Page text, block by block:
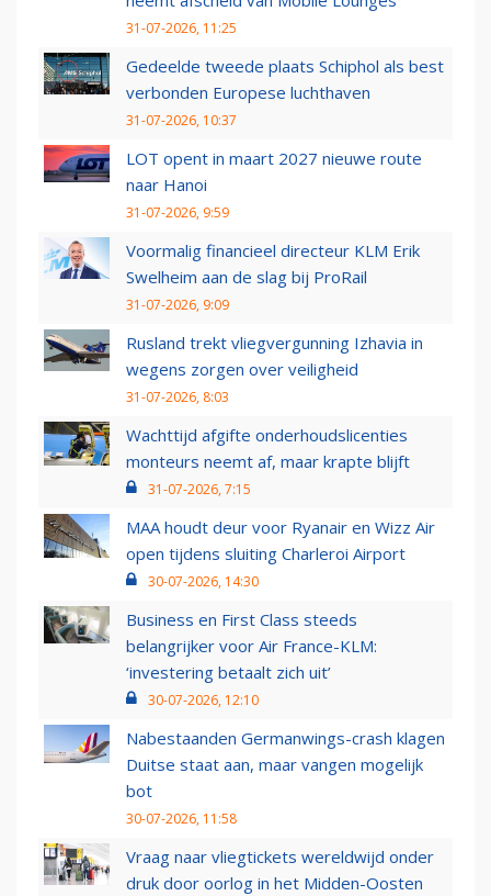
31-07-2026, 11:25
Gedeelde tweede plaats Schiphol als best
verbonden Europese luchthaven
31-07-2026, 10:37
LOT opent in maart 2027 nieuwe route
naar Hanoi
31-07-2026, 9:59
Voormalig financieel directeur KLM Erik
Swelheim aan de slag bij ProRail
31-07-2026, 9:09
Rusland trekt vliegvergunning Izhavia in
wegens zorgen over veiligheid
31-07-2026, 8:03
Wachttijd afgifte onderhoudslicenties
monteurs neemt af, maar krapte blijft
31-07-2026, 7:15
MAA houdt deur voor Ryanair en Wizz Air
open tijdens sluiting Charleroi Airport
30-07-2026, 14:30
Business en First Class steeds
belangrijker voor Air France-KLM:
‘investering betaalt zich uit’
30-07-2026, 12:10
Nabestaanden Germanwings-crash klagen
Duitse staat aan, maar vangen mogelijk
bot
30-07-2026, 11:58
Vraag naar vliegtickets wereldwijd onder
druk door oorlog in het Midden-Oosten